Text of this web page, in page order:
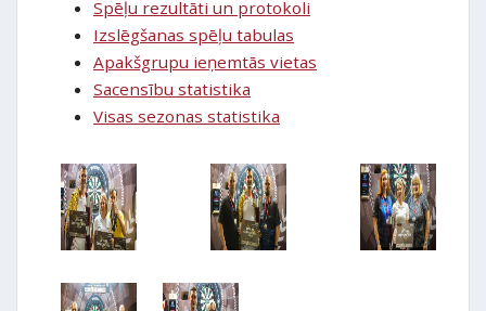
Spēļu rezultāti un protokoli
Izslēgšanas spēļu tabulas
Apakšgrupu ieņemtās vietas
Sacensību statistika
Visas sezonas statistika